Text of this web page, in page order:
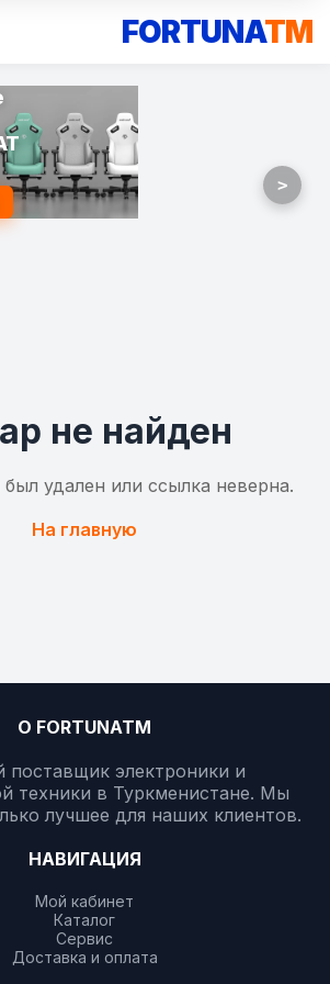
FORTUNATM
>
не найден
удален или ссылка неверна.
На главную
О FORTUNATM
поставщик электроники и
техники в Туркменистане. Мы
лучшее для наших клиентов.
НАВИГАЦИЯ
Мой кабинет
Каталог
Сервис
Доставка и оплата